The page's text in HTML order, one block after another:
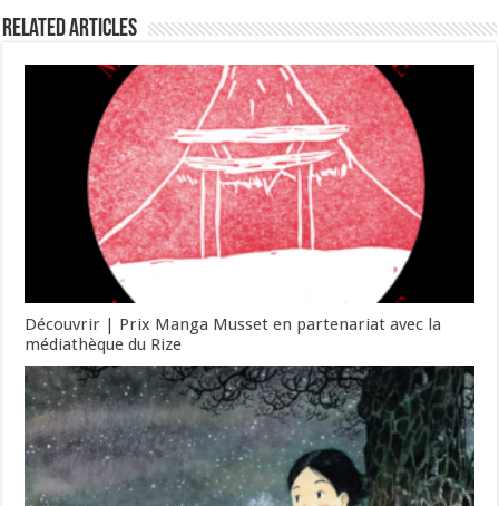
Related Articles
Découvrir | Prix Manga Musset en partenariat avec la
médiathèque du Rize